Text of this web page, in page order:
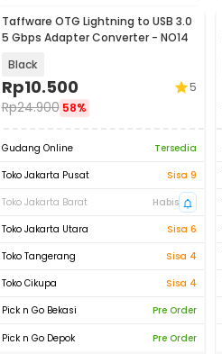
Taffware OTG Lightning to USB 3.0
5 Gbps Adapter Converter - NO14
Black
Rp10.500
Rp24.900 58%
5
Gudang Online
Tersedia
Toko Jakarta Pusat
Sisa 9
Toko Jakarta Barat
Habis
Toko Jakarta Utara
Sisa 6
Toko Tangerang
Sisa 4
Toko Cikupa
Sisa 4
Pick n Go Bekasi
Pre Order
Pick n Go Depok
Pre Order